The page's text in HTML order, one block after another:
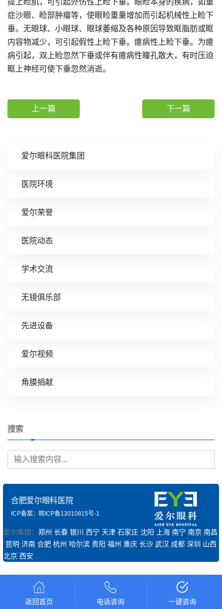
爱尔眼科医院集团
医院环境
爱尔荣誉
医院动态
学术交流
无镜俱乐部
先进设备
爱尔视频
角膜捐献
搜索
提上睑肌，可引起外伤性上睑下垂。眼睑本身的疾病，如重
症沙眼、睑部肿瘤等，使眼睑重量增加而引起机械性上睑下
垂。无眼球、小眼球、眼球萎缩及各种原因导致眶脂肪或眶
内容物减少，可引起假性上睑下垂。癔病性上睑下垂。为癔
病引起，双上睑忽然下垂或伴有癔病性瞳孔散大，有时压迫
眶上神经可使下垂忽然消逝。
上一篇 下一篇
合肥爱尔眼科医院
ICP备案：皖ICP备13010815号-1
爱尔集团： 郑州 长春 银川 西宁 天津 石家庄 沈阳 上海 南宁 南京 南昌
昆明 济南 合肥 杭州 哈尔滨 贵阳 福州 重庆 长沙 武汉 成都 深圳 山西
北京 西安
返回首页 电话咨询 一键咨询